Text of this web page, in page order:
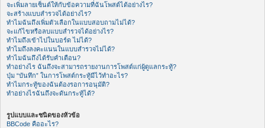
จะเพิ่มลายเซ็นต์ให้กับข้อความที่ฉันโพสต์ได้อย่างไร?
จะสร้างแบบสำรวจได้อย่างไร?
ทำไมฉันถึงเพิ่มตัวเลือกในแบบสอบถามไม่ได้?
จะแก้ไขหรือลบแบบสำรวจได้อย่างไร?
ทำไมถึงเข้าไปในบอร์ด ไม่ได้?
ทำไมถึงลงคะแนนในแบบสำรวจไม่ได้?
ทำไมฉันถึงได้รับคำเตือน?
ทำอย่างไร ฉันถึงจะสามารถรายงานการโพสต์แก่ผู้ดูแลกระทู้?
ปุ่ม “บันทึก” ในการโพสต์กระทู้มีไว้ทำอะไร?
ทำไมกระทู้ของฉันต้องรอการอนุมัติ?
ทำอย่างไรฉันถึงจะดันกระทู้ได้?
รูปแบบและชนิดของหัวข้อ
BBCode คืออะไร?